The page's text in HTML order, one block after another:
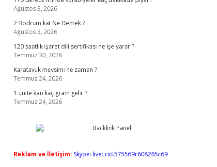
Ağustos 3, 2026
2 Bodrum kat Ne Demek ?
Ağustos 3, 2026
120 saatlik işaret dili sertifikası ne işe yarar ?
Temmuz 30, 2026
Karatavuk mevsimi ne zaman ?
Temmuz 24, 2026
1 ünite kan kaç gram gelir ?
Temmuz 24, 2026
Reklam ve İletişim: Skype: live:.cid.575569c608265c69